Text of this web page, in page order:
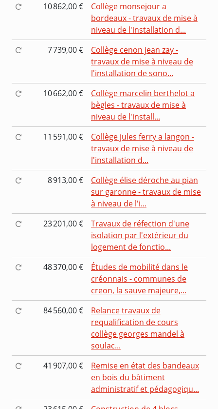
10 862,00 €
Collège monsejour a
bordeaux - travaux de mise à
niveau de l'installation d...
7 739,00 €
Collège cenon jean zay -
travaux de mise à niveau de
l'installation de sono...
10 662,00 €
Collège marcelin berthelot a
bègles - travaux de mise à
niveau de l'install...
11 591,00 €
Collège jules ferry a langon -
travaux de mise à niveau de
l'installation d...
8 913,00 €
Collège élise déroche au pian
sur garonne - travaux de mise
à niveau de l'i...
23 201,00 €
Travaux de réfection d'une
isolation par l'extérieur du
logement de fonctio...
48 370,00 €
Études de mobilité dans le
créonnais - communes de
creon, la sauve majeure,...
84 560,00 €
Relance travaux de
requalification de cours
collège georges mandel à
soulac...
41 907,00 €
Remise en état des bandeaux
en bois du bâtiment
administratif et pédagogiqu...